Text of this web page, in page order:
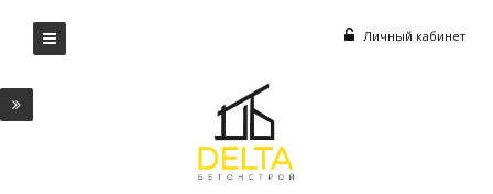
Личный кабинет